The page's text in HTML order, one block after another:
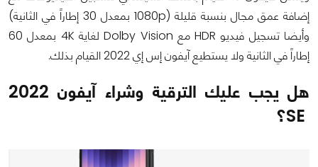
إضافة عمق مجال بنسبة قليلة (1080p بمعدل 30 إطاراً في الثانية)
وأيضا تسجيل فيديو HDR مع Dolby Vision لغاية 4K بمعدل 60
إطاراً في الثانية ولا يستطيع آيفون إس إي 2022 القيام بذلك.
هل يجب عليك الترقية وشراء آيفون 2022